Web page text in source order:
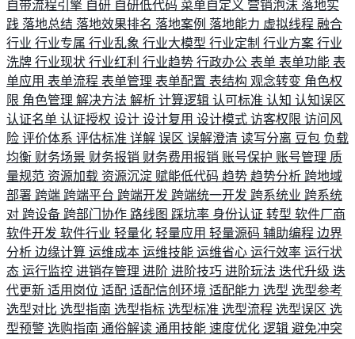
自带流程引擎 自研 自研低代码 菜单自定义 营销泡沫 落地实
践 落地总结 落地效果排名 落地案例 落地能力 虚拟线程 融合
行业 行业专属 行业乱象 行业大模型 行业定制 行业方案 行业
洗牌 行业现状 行业红利 行业趋势 行政办公 表单 表单功能 表
单应用 表单流程 表单管理 表单配置 表结构 观念转变 角色权
限 角色管理 解决方法 解析 计算逻辑 认可标准 认知 认知误区
认证名单 认证授权 设计 设计复用 设计模式 访客权限 访问风
险 评价体系 评估标准 详解 误区 误解澄清 读写分离 豆包 负载
均衡 财务场景 财务报销 财务费用报销 账号保护 账号管理 质
量规范 资源加载 资源沉淀 赋能低代码 趋势 趋势分析 跨地域
部署 跨端 跨端平台 跨端开发 跨端统一开发 跨系统业 跨系统
对 跨设备 跨部门协作 路线图 踩坑率 身份认证 转型 软件厂商
软件开发 软件行业 轻量化 轻量应用 轻量源码 辅助编程 边界
分析 边缘计算 运维成本 运维技能 运维省心 运行效率 运行状
态 运行监控 进销存管理 进阶 进阶技巧 进阶玩法 迭代升级 迭
代更新 适用岗位 适配 适配信创环境 适配能力 选型 选型参考
选型对比 选型指南 选型指标 选型标准 选型流程 选型误区 选
型预警 选购指南 通俗解读 通用技能 速度优化 逻辑 避免冲突